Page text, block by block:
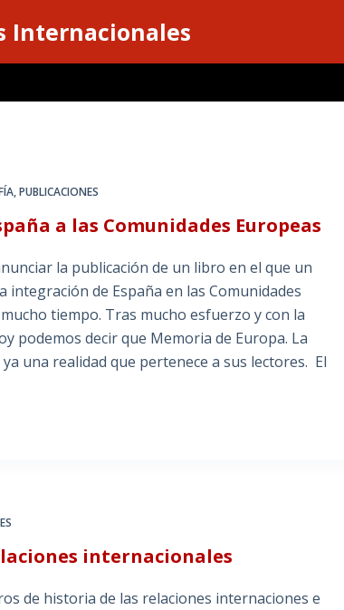
Internacionales
,PUBLICACIONES
a las Comunidades Europeas
la publicación de un libro en el que un
de España en las Comunidades
tiempo. Tras mucho esfuerzo y con la
podemos decir que Memoria de Europa. La
una realidad que pertenece a sus lectores. El
internacionales
de historia de las relaciones internaciones e